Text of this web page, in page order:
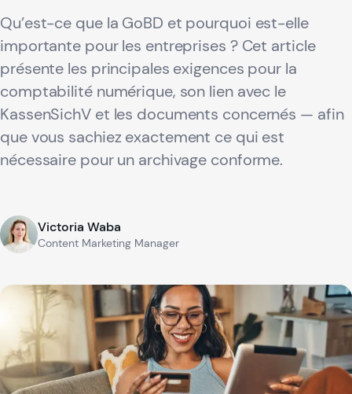
Qu’est-ce que la GoBD et pourquoi est-elle
importante pour les entreprises ? Cet article
présente les principales exigences pour la
comptabilité numérique, son lien avec le
KassenSichV et les documents concernés — afin
que vous sachiez exactement ce qui est
nécessaire pour un archivage conforme.
Victoria Waba
Content Marketing Manager